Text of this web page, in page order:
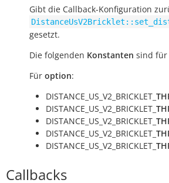
Gibt die Callback-Konfiguration
gesetzt.
Die folgenden Konstanten sind für
Für option:
DISTANCE_US_V2_BRICKLET_
DISTANCE_US_V2_BRICKLET_
DISTANCE_US_V2_BRICKLET_
DISTANCE_US_V2_BRICKLET_
DISTANCE_US_V2_BRICKLET_
Callbacks